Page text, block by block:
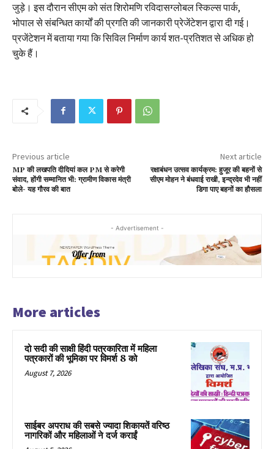
जुड़े। इस दौरान सीएम को संत शिरोमणि रविदासग्लोबल स्किल्स पार्क,
भोपाल से संबन्धित कार्यों की प्रगति की जानकारी प्रेजेंटेशन द्वारा दी गई।
प्रजेंटेशन में बताया गया कि सिविल निर्माण कार्य शत-प्रतिशत से अधिक हो
चुके हैं।
Previous article
MP की लखपति दीदियां कल PM से करेगी
संवाद, होंगी सम्मानित भी: ग्रामीण विकास मंत्री
बोले- यह गौरव की बात
Next article
रक्षाबंधन उत्सव कार्यक्रम: हुजूर की बहनों से
सीएम मोहन ने बंधवाई राखी, इन्द्रदेव भी नहीं
डिगा पाए बहनों का हौसला
- Advertisement -
More articles
दो सदी की साक्षी हिंदी पत्रकारिता में महिला
पत्रकारों की भूमिका पर विमर्श 8 को
August 7, 2026
साईबर अपराध की सबसे ज्यादा शिकायतें वरिष्ठ
नागरिकों और महिलाओं ने दर्ज कराईं